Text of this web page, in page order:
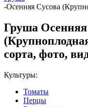
-Осенняя Сусова
Груша Осенняя
сорта, фото,
Культуры:
Томаты
Перцы